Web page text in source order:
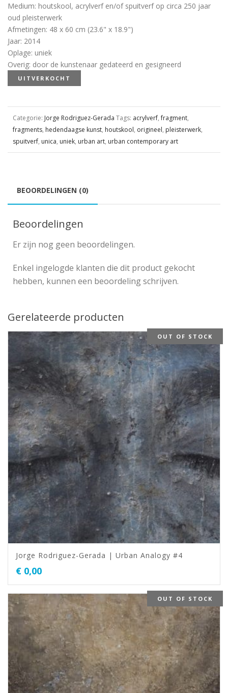
Medium: houtskool, acrylverf en/of spuitverf op circa 250 jaar
oud pleisterwerk
Afmetingen: 48 x 60 cm (23.6" x 18.9")
Jaar: 2014
Oplage: uniek
Overig: door de kunstenaar gedateerd en gesigneerd
UITVERKOCHT
Categorie: Jorge Rodriguez-Gerada Tags: acrylverf,fragment,
fragments, hedendaagse kunst, houtskool, origineel, pleisterwerk,
spuitverf, unica, uniek, urban art, urban contemporary art
BEOORDELINGEN (0)
Beoordelingen
Er zijn nog geen beoordelingen.
Enkel ingelogde klanten die dit product gekocht
hebben, kunnen een beoordeling schrijven.
Gerelateerde producten
OUT OF STOCK
Jorge Rodriguez-Gerada | Urban Analogy #4
€ 0,00
OUT OF STOCK